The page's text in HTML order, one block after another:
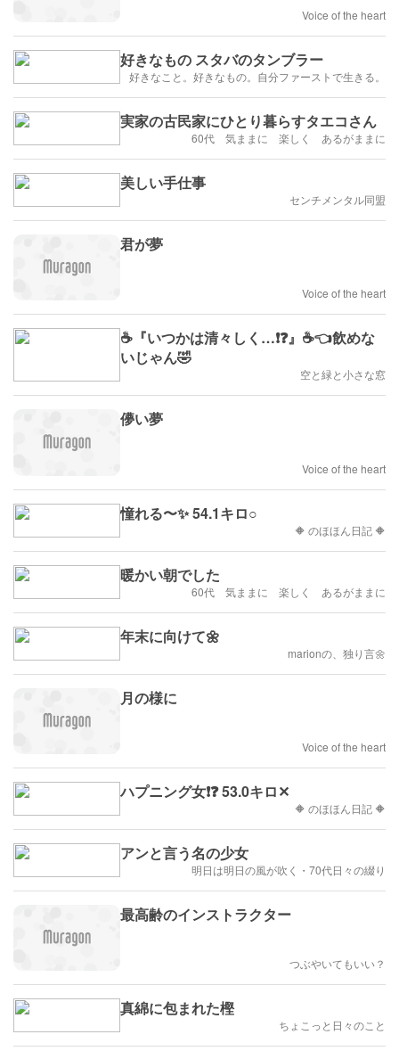
Voice of the heart
好きなもの スタバのタンブラー
好きなこと。好きなもの。自分ファーストで生きる。
実家の古民家にひとり暮らすタエコさん
60代 気ままに 楽しく あるがままに
美しい手仕事
センチメンタル同盟
君が夢
Voice of the heart
☕️『いつかは清々しく…❗️❓』☕️👈飲めな
いじゃん🤣
空と緑と小さな窓
儚い夢
Voice of the heart
憧れる〜✨ 54.1キロ○
🔶 のほほん日記 🔶
暖かい朝でした
60代 気ままに 楽しく あるがままに
年末に向けて🌼
marionの、独り言🌼
月の様に
Voice of the heart
ハプニング女❗❓ 53.0キロ✕
🔶 のほほん日記 🔶
アンと言う名の少女
明日は明日の風が吹く・70代日々の綴り
最高齢のインストラクター
つぶやいてもいい？
真綿に包まれた樫
ちょこっと日々のこと